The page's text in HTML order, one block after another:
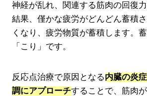
神経が乱れ、関連する筋肉の回復力
結果、僅かな疲労がどんどん蓄積
くなり、疲労物質が蓄積します。
「こり」です。
反応点治療で原因となる内臓の炎
調にアプローチすることで、筋肉